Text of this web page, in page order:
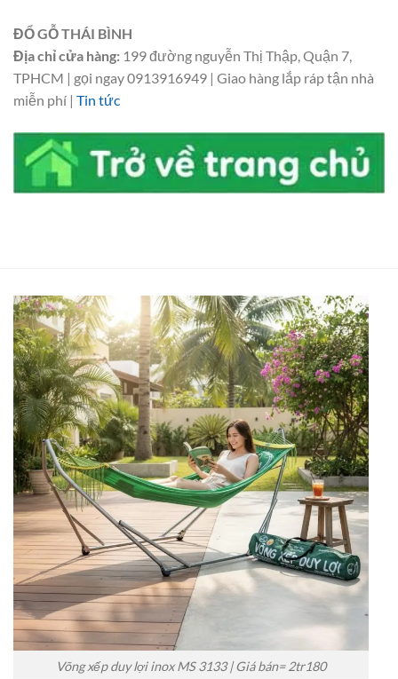
ĐỔ GỖ THÁI BÌNH
Địa chỉ cửa hàng: 199 đường nguyễn Thị Thập, Quận 7,
TPHCM | gọi ngay 0913916949 | Giao hàng lắp ráp tận nhà
miễn phí | Tin tức
Võng xếp duy lợi inox MS 3133 | Giá bán= 2tr180